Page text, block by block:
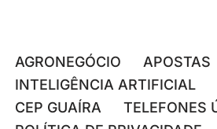
AGRONEGÓCIO APOSTAS
INTELIGÊNCIA ARTIFICIAL
CEP GUAÍRA
TELEFONES